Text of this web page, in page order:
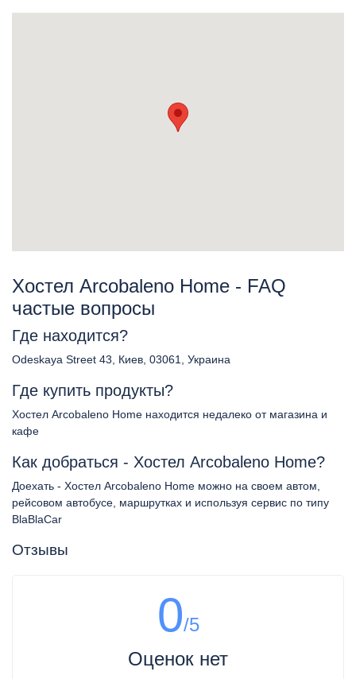
Хостел Arcobaleno Home - FAQ
частые вопросы
Где находится?
Odeskaya Street 43, Киев, 03061, Украина
Где купить продукты?
Хостел Arcobaleno Home находится недалеко от магазина и
кафе
Как добраться - Хостел Arcobaleno Home?
Доехать - Хостел Arcobaleno Home можно на своем автом,
рейсовом автобусе, маршрутках и используя сервис по типу
BlaBlaCar
Отзывы
0/5
Оценок нет